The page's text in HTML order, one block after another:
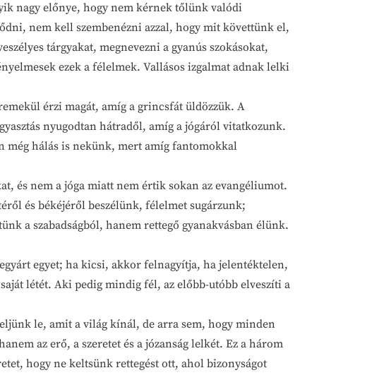
nagy előnye, hogy nem kérnek tőlünk valódi
nem kell szembenézni azzal, hogy mit követtünk el,
tárgyakat, megnevezni a gyanús szokásokat,
ezek a félelmek. Vallásos izgalmat adnak lelki
érzi magát, amíg a grincsfát üldözzük. A
nyugodtan hátradől, amíg a jógáról vitatkozunk.
hálás is nekünk, mert amíg fantomokkal
nem a jóga miatt nem értik sokan az evangéliumot.
és békéjéről beszélünk, félelmet sugárzunk;
a szabadságból, hanem rettegő gyanakvásban élünk.
egyet; ha kicsi, akkor felnagyítja, ha jelentéktelen,
létét. Aki pedig mindig fél, az előbb-utóbb elveszíti a
le, amit a világ kínál, de arra sem, hogy minden
az erő, a szeretet és a józanság lelkét. Ez a három
hogy ne keltsünk rettegést ott, ahol bizonyságot